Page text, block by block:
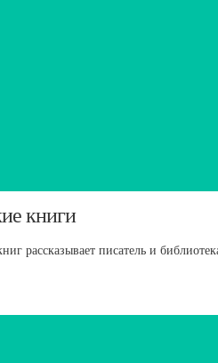
книги
рассказывает писатель и